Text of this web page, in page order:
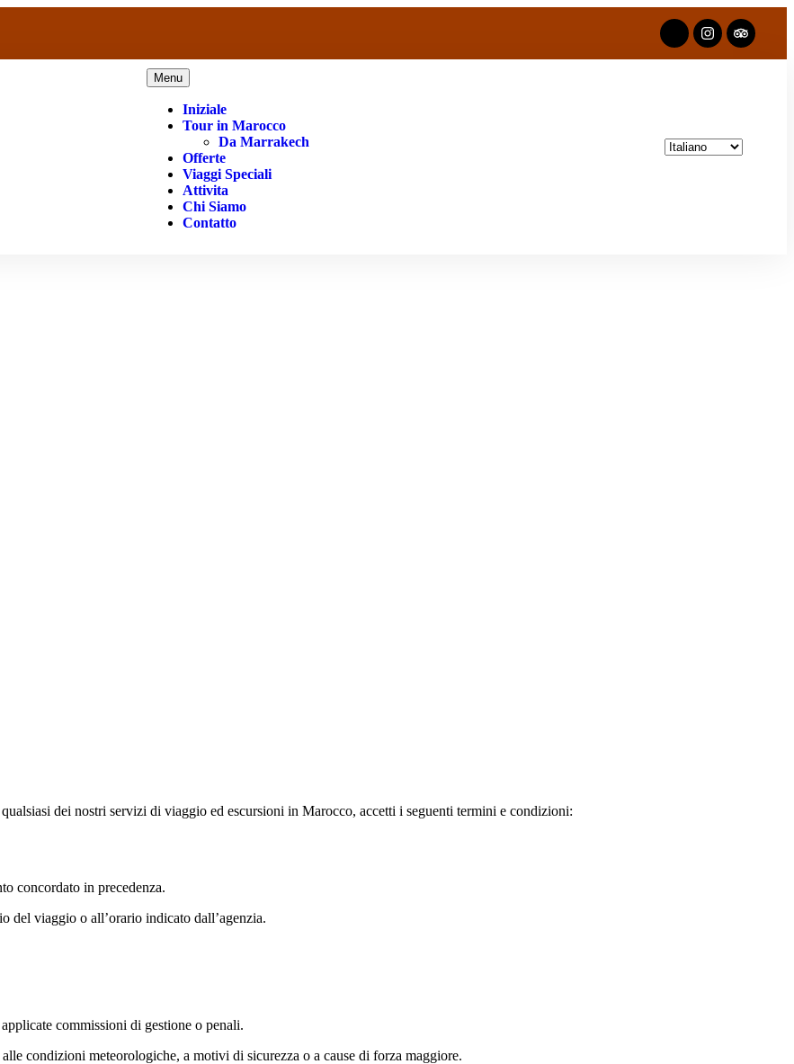
Menu
Iniziale
Tour in Marocco
Da Marrakech
Offerte
Viaggi Speciali
Attivita
Chi Siamo
Contatto
dei nostri servizi di viaggio ed escursioni in Marocco, accetti i seguenti termini e condizioni:
concordato in precedenza.
del viaggio o all’orario indicato dall’agenzia.
commissioni di gestione o penali.
condizioni meteorologiche, a motivi di sicurezza o a cause di forza maggiore.